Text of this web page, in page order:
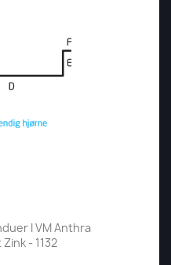
I VM Anthra
- 1132